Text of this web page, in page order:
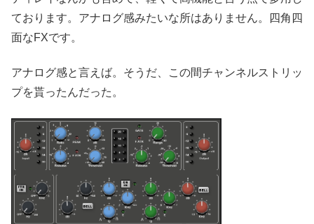
ております。アナログ感みたいな所はありません。四角四
面なFXです。
アナログ感と言えば。そうだ、この間チャンネルストリッ
プを貰ったんだった。